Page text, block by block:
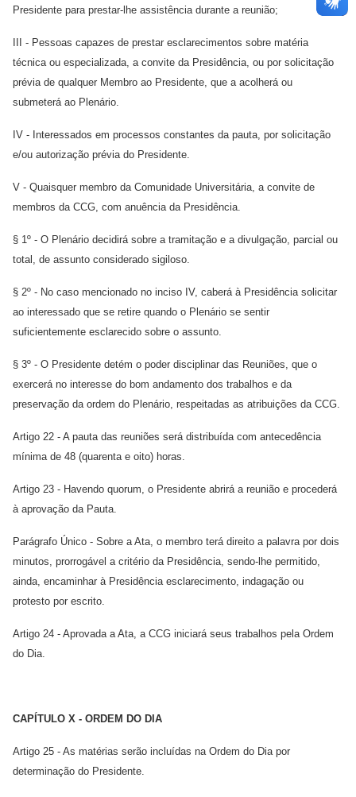
Presidente para prestar-lhe assistência durante a reunião;
III - Pessoas capazes de prestar esclarecimentos sobre matéria
técnica ou especializada, a convite da Presidência, ou por solicitação
prévia de qualquer Membro ao Presidente, que a acolherá ou
submeterá ao Plenário.
IV - Interessados em processos constantes da pauta, por solicitação
e/ou autorização prévia do Presidente.
V - Quaisquer membro da Comunidade Universitária, a convite de
membros da CCG, com anuência da Presidência.
§ 1º - O Plenário decidirá sobre a tramitação e a divulgação, parcial ou
total, de assunto considerado sigiloso.
§ 2º - No caso mencionado no inciso IV, caberá à Presidência solicitar
ao interessado que se retire quando o Plenário se sentir
suficientemente esclarecido sobre o assunto.
§ 3º - O Presidente detém o poder disciplinar das Reuniões, que o
exercerá no interesse do bom andamento dos trabalhos e da
preservação da ordem do Plenário, respeitadas as atribuições da CCG.
Artigo 22 - A pauta das reuniões será distribuída com antecedência
mínima de 48 (quarenta e oito) horas.
Artigo 23 - Havendo quorum, o Presidente abrirá a reunião e procederá
à aprovação da Pauta.
Parágrafo Único - Sobre a Ata, o membro terá direito a palavra por dois
minutos, prorrogável a critério da Presidência, sendo-lhe permitido,
ainda, encaminhar à Presidência esclarecimento, indagação ou
protesto por escrito.
Artigo 24 - Aprovada a Ata, a CCG iniciará seus trabalhos pela Ordem
do Dia.
CAPÍTULO X - ORDEM DO DIA
Artigo 25 - As matérias serão incluídas na Ordem do Dia por
determinação do Presidente.